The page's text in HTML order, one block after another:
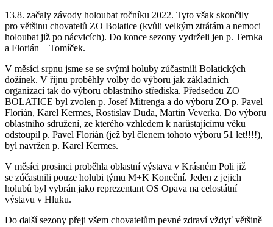
13.8. začaly závody holoubat ročníku 2022. Tyto však skončily
pro většinu chovatelů ZO Bolatice (kvůli velkým ztrátám a nemoci
holoubat již po nácvicích). Do konce sezony vydrželi jen p. Ternka
a Florián + Tomíček.
V měsíci srpnu jsme se se svými holuby zúčastnili Bolatických
dožínek. V říjnu proběhly volby do výboru jak základních
organizací tak do výboru oblastního střediska. Předsedou ZO
BOLATICE byl zvolen p. Josef Mitrenga a do výboru ZO p. Pavel
Florián, Karel Kermes, Rostislav Duda, Martin Veverka. Do výboru
oblastního sdružení, ze kterého vzhledem k narůstajícímu věku
odstoupil p. Pavel Florián (jež byl členem tohoto výboru 51 let!!!!),
byl navržen p. Karel Kermes.
V měsíci prosinci proběhla oblastní výstava v Krásném Poli již
se zúčastnili pouze holubi týmu M+K Koneční. Jeden z jejich
holubů byl vybrán jako reprezentant OS Opava na celostátní
výstavu v Hluku.
Do další sezony přeji všem chovatelům pevné zdraví vždyť většině